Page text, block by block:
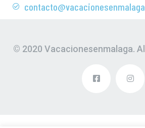
© 2020 Vacacionesenmalaga.